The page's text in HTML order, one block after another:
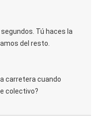
Tú haces la
del resto.
carretera cuando
colectivo?